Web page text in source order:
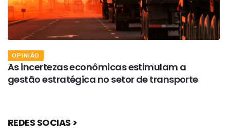
OPINIÃO
As incertezas econômicas estimulam a
gestão estratégica no setor de transporte
REDES SOCIAS >